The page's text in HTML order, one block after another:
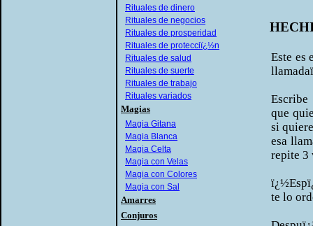
Rituales de dinero
Rituales de negocios
Rituales de prosperidad
Rituales de protecciï¿½n
Rituales de salud
Rituales de suerte
Rituales de trabajo
Rituales variados
Magias
Magia Gitana
Magia Blanca
Magia Celta
Magia con Velas
Magia con Colores
Magia con Sal
Amarres
Conjuros
Este es
que
si
esa
repite 3
te lo